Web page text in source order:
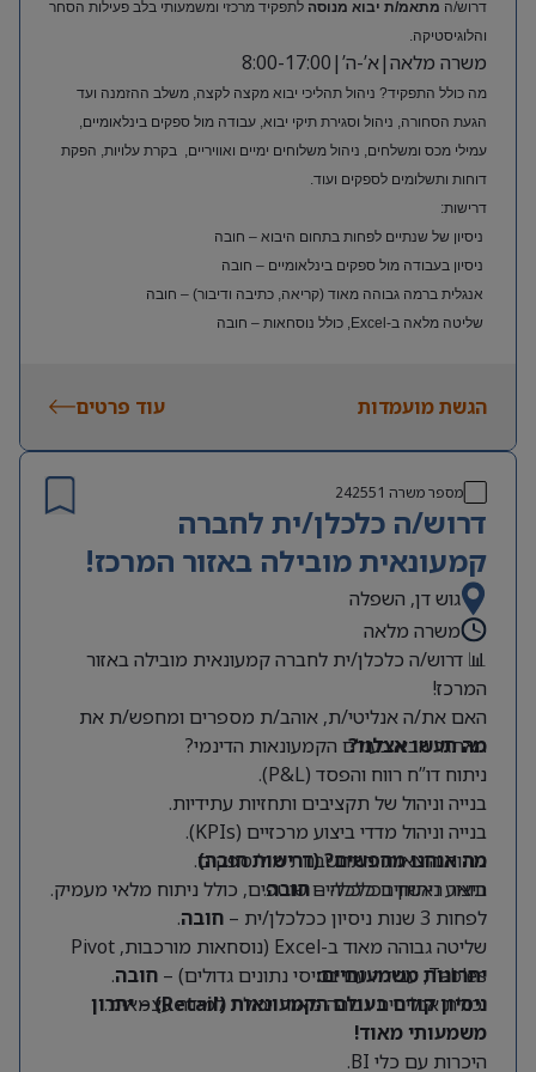
דרוש/ה מתאמ/ת יבוא מנוסה לתפקיד מרכזי ומשמעותי בלב פעילות הסחר
והלוגיסטיקה.
משרה מלאה|א’-ה’|8:00-17:00
מה כולל התפקיד? ניהול תהליכי יבוא מקצה לקצה, משלב ההזמנה ועד
הגעת הסחורה, ניהול וסגירת תיקי יבוא, עבודה מול ספקים בינלאומיים,
עמילי מכס ומשלחים, ניהול משלוחים ימיים ואוויריים, בקרת עלויות, הפקת
דוחות ותשלומים לספקים ועוד.
דרישות:
ניסיון של שנתיים לפחות בתחום היבוא – חובה
ניסיון בעבודה מול ספקים בינלאומיים – חובה
אנגלית ברמה גבוהה מאוד (קריאה, כתיבה ודיבור) – חובה
שליטה מלאה ב-Excel, כולל נוסחאות – חובה
הגשת מועמדות עוד פרטים
מספר משרה 242551
דרוש/ה כלכלן/ית לחברה
קמעונאית מובילה באזור המרכז!
גוש דן, השפלה
משרה מלאה
📊 דרוש/ה כלכלן/ית לחברה קמעונאית מובילה באזור
המרכז!
האם את/ה אנליטי/ת, אוהב/ת מספרים ומחפש/ת את
האתגר הבא בעולם הקמעונאות הדינמי?
מה תעשו אצלנו?
ניתוח דו”ח רווח והפסד (P&L).
בנייה וניהול של תקציבים ותחזיות עתידיות.
בנייה וניהול מדדי ביצוע מרכזיים (KPIs).
ניתוח הוצאות והתחשבנות מול ספקים.
ביצוע ניתוחים כלכליים שוטפים, כולל ניתוח מלאי מעמיק.
מה אנחנו מחפשים? (דרישות חובה)
תואר ראשון בכלכלה –חובה.
לפחות 3 שנות ניסיון ככלכלן/ית –
חובה.
שליטה גבוהה מאוד ב-Excel (נוסחאות מורכבות, Pivot
Tables, עבודה עם בסיסי נתונים גדולים) –
חובה.
יכולת אנליטית גבוהה מאוד ויכולת למידה עצמאית.
יתרונות משמעותיים:
ניסיון קודם בעולם הקמעונאות (Retail) – יתרון
משמעותי מאוד!
היכרות עם כלי BI.